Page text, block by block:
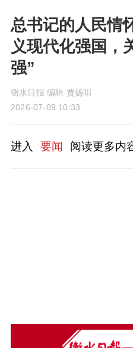
总书记的人民情
义现代化强国，
强”
衡水日报 编辑 贾扬阳
2026-07-09 10:33
进入 要闻 阅读更多内